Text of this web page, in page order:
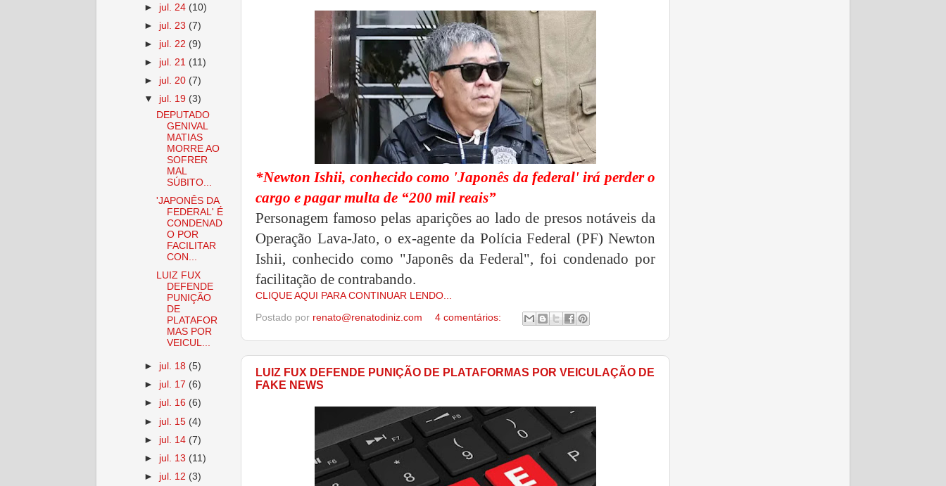
*Newton Ishii, conhecido como 'Japonês da federal' irá perder o
cargo e pagar multa de “200 mil reais”
Personagem famoso pelas aparições ao lado de presos notáveis da
Operação Lava-Jato, o ex-agente da Polícia Federal (PF) Newton
Ishii, conhecido como "Japonês da Federal", foi condenado por
facilitação de contrabando.
CLIQUE AQUI PARA CONTINUAR LENDO...
Postado por renato@renatodiniz.com 4 comentários:
LUIZ FUX DEFENDE PUNIÇÃO DE PLATAFORMAS POR VEICULAÇÃO DE
FAKE NEWS
► jul. 24 (10)
► jul. 23 (7)
► jul. 22 (9)
► jul. 21 (11)
► jul. 20 (7)
▼ jul. 19 (3)
DEPUTADO
GENIVAL
MATIAS
MORRE AO
SOFRER
MAL
SÚBITO...
'JAPONÊS DA
FEDERAL' É
CONDENAD
O POR
FACILITAR
CON...
LUIZ FUX
DEFENDE
PUNIÇÃO
DE
PLATAFOR
MAS POR
VEICUL...
► jul. 18 (5)
► jul. 17 (6)
► jul. 16 (6)
► jul. 15 (4)
► jul. 14 (7)
► jul. 13 (11)
► jul. 12 (3)